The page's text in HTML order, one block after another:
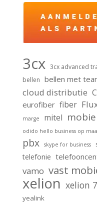
3cx 3cx advanced
bellen bellen met
cloud distributie
eurofiber fiber
marge mitel
odido hello business op
pbx skype for business
telefonie
vamo vast
xelion xelion 7
yealink